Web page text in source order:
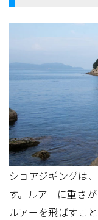
ショアジギングは
す。ルアーに重さ
ルアーを飛ばすこ